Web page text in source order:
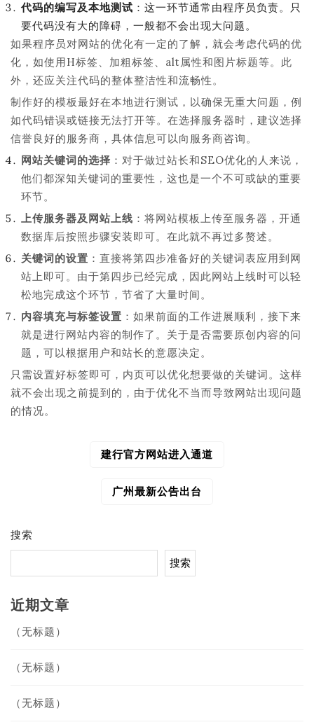
代码的编写及本地测试 ：这一环节通常由程序员负责。只
要代码没有大的障碍，一般都不会出现大问题。
如果程序员对网站的优化有一定的了解，就会考虑代码的优
化，如使用H标签、加粗标签、alt属性和图片标题等。此
外，还应关注代码的整体整洁性和流畅性。
制作好的模板最好在本地进行测试，以确保无重大问题，例
如代码错误或链接无法打开等。在选择服务器时，建议选择
信誉良好的服务商，具体信息可以向服务商咨询。
网站关键词的选择 ：对于做过站长和SEO优化的人来说，
他们都深知关键词的重要性，这也是一个不可或缺的重要
环节。
上传服务器及网站上线 ：将网站模板上传至服务器，开通
数据库后按照步骤安装即可。在此就不再过多赘述。
关键词的设置 ：直接将第四步准备好的关键词表应用到网
站上即可。由于第四步已经完成，因此网站上线时可以轻
松地完成这个环节，节省了大量时间。
内容填充与标签设置 ：如果前面的工作进展顺利，接下来
就是进行网站内容的制作了。关于是否需要原创内容的问
题，可以根据用户和站长的意愿决定。
只需设置好标签即可，内页可以优化想要做的关键词。这样
就不会出现之前提到的，由于优化不当而导致网站出现问题
的情况。
建行官方网站进入通道
广州最新公告出台
搜索
搜索
近期文章
（无标题）
（无标题）
（无标题）